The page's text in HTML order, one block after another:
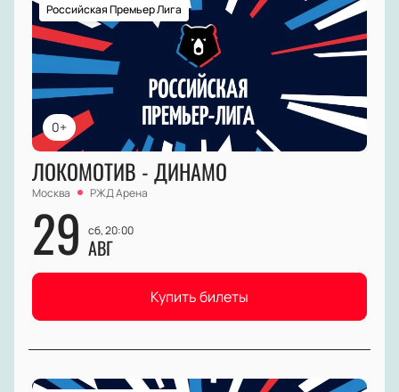
0+
Российская Премьер Лига
ЛОКОМОТИВ - ДИНАМО
Москва РЖД Арена
29 сб, 20:00
АВГ
Купить билеты